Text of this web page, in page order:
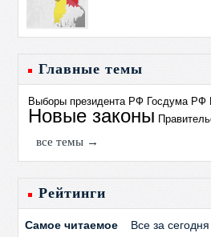
Главные темы
Выборы президента РФ Госдума РФ
Новые законы
все темы →
Рейтинги
Самое читаемое Все за сегодня